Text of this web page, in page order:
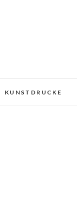
KUNSTDRUCKE